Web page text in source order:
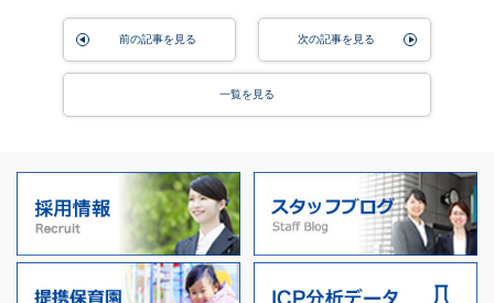
前の記事を見る 次の記事を見る
一覧を見る